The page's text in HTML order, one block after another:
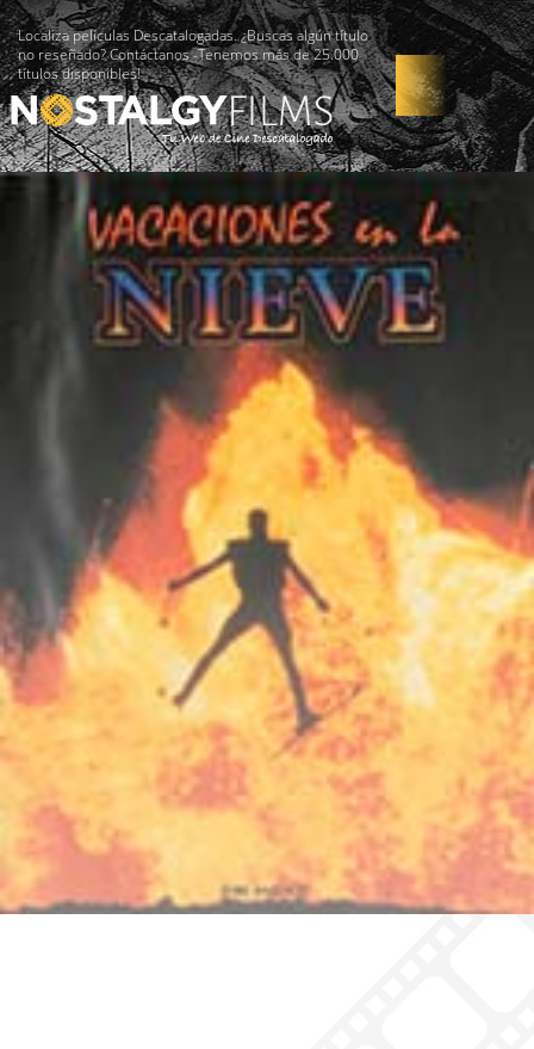
Localiza películas Descatalogadas. ¿Buscas algún título
no reseñado? Contáctanos -Tenemos más de 25.000
títulos disponibles!